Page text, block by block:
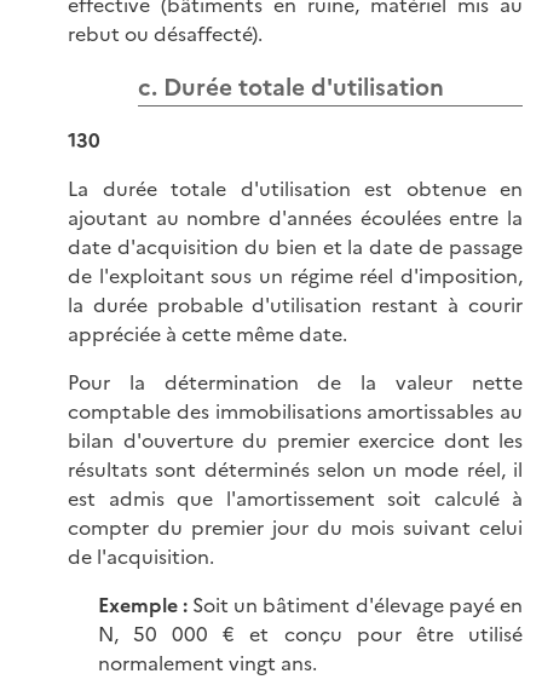
rebut ou désaffecté).
c. Durée totale d'utilisation
130
La durée totale d'utilisation est obtenue en
ajoutant au nombre d'années écoulées entre la
date d'acquisition du bien et la date de passage
de l'exploitant sous un régime réel d'imposition,
la durée probable d'utilisation restant à courir
appréciée à cette même date.
Pour la détermination de la valeur nette
comptable des immobilisations amortissables au
bilan d'ouverture du premier exercice dont les
résultats sont déterminés selon un mode réel, il
est admis que l'amortissement soit calculé à
compter du premier jour du mois suivant celui
de l'acquisition.
Exemple :Soit un bâtiment d'élevage payé en
N, 50 000 € et conçu pour être utilisé
normalement vingt ans.